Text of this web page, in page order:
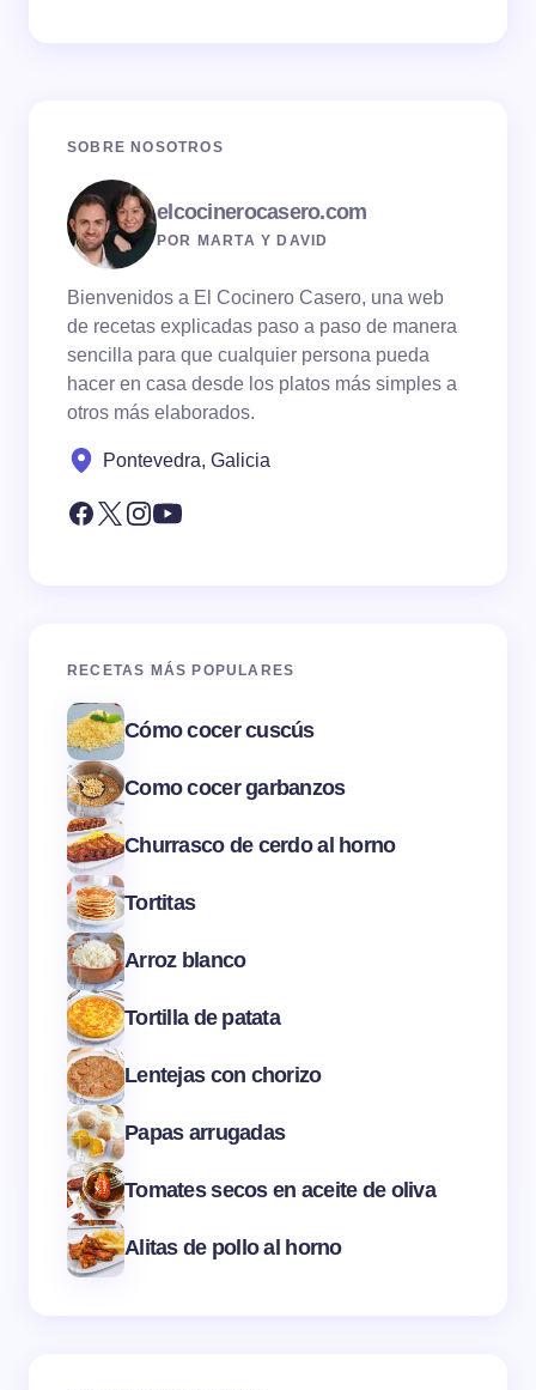
SOBRE NOSOTROS
elcocinerocasero.com
POR MARTA Y DAVID
Bienvenidos a El Cocinero Casero, una web
de recetas explicadas paso a paso de manera
sencilla para que cualquier persona pueda
hacer en casa desde los platos más simples a
otros más elaborados.
Pontevedra, Galicia
RECETAS MÁS POPULARES
Cómo cocer cuscús
Como cocer garbanzos
Churrasco de cerdo al horno
Tortitas
Arroz blanco
Tortilla de patata
Lentejas con chorizo
Papas arrugadas
Tomates secos en aceite de oliva
Alitas de pollo al horno